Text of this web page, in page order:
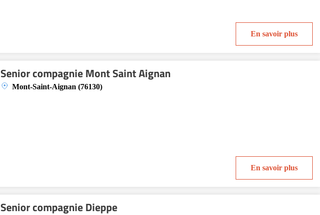
En savoir plus
Senior compagnie Mont Saint Aignan
Mont-Saint-Aignan (76130)
En savoir plus
Senior compagnie Dieppe